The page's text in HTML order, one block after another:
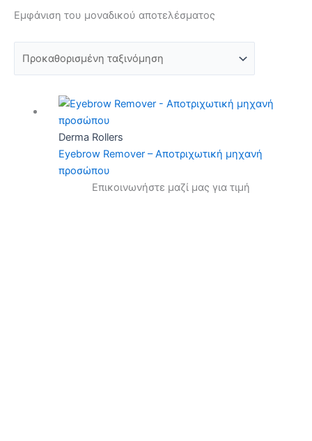
Εμφάνιση του μοναδικού αποτελέσματος
Derma Rollers
Eyebrow Remover – Aποτριχωτική μηχανή
προσώπου
Επικοινωνήστε μαζί μας για τιμή